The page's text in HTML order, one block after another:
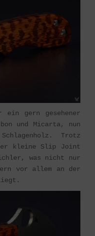
ein gern gesehener
und Micarta, nun
Trotz
kleine Slip Joint
was nicht nur
vor allem an der